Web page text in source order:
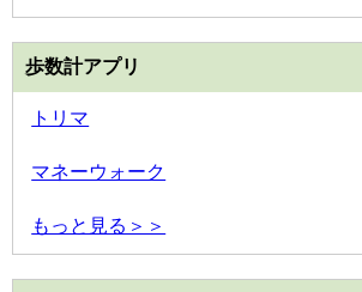
歩数計アプリ
トリマ
マネーウォーク
もっと見る＞＞